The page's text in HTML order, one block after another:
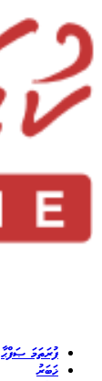
ފުރަތަމަ ޞަފްޙާ
ޚަބަރު